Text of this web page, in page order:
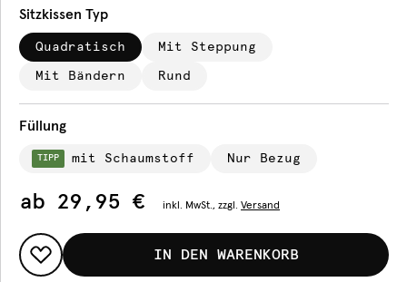
Sitzkissen Typ
Quadratisch Mit Steppung
Mit Bändern Rund
Füllung
TIPP mit Schaumstoff Nur Bezug
ab 29,95 € inkl. MwSt., zzgl. Versand
IN DEN WARENKORB